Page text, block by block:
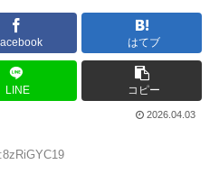
はてブ
LINE コピー
2026.04.03